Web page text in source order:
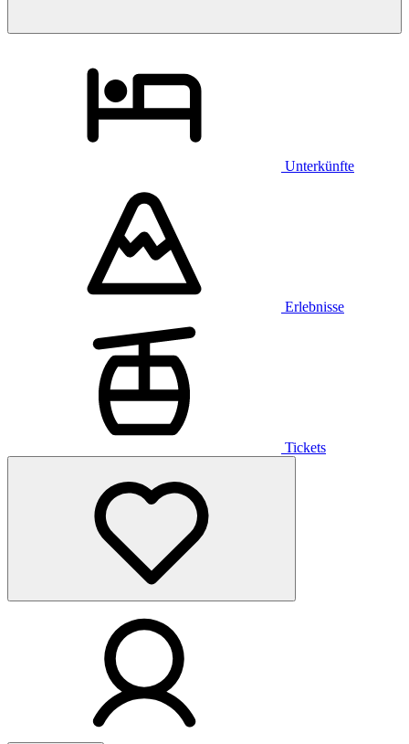
Unterkünfte
Erlebnisse
Tickets